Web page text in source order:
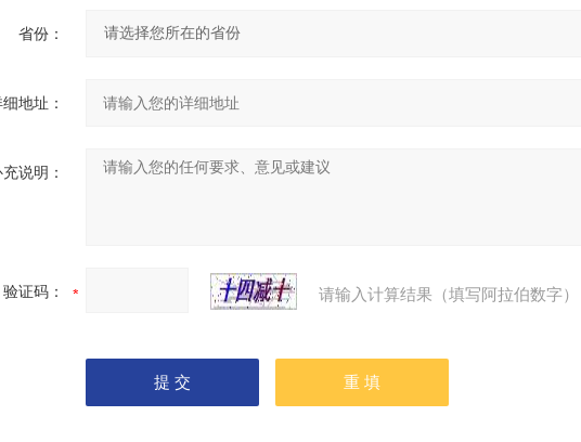
省份：
地址：
说明：
验证码： 请输入计算结果（填写阿拉伯数字